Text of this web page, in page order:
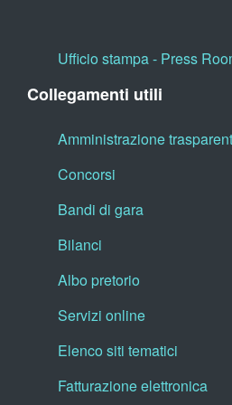
Ufficio stampa - Press
Collegamenti utili
Amministrazione
Concorsi
Bandi di gara
Bilanci
Albo pretorio
Servizi online
Elenco siti tematici
Fatturazione elettronica